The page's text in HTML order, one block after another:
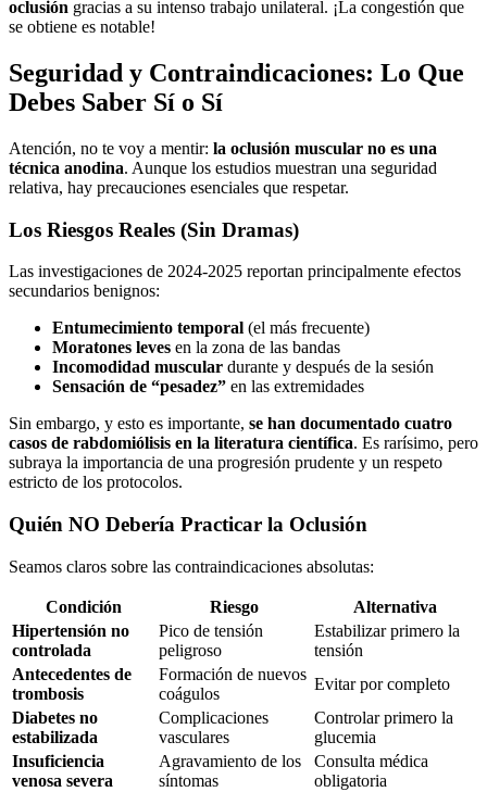
oclusión gracias a su intenso trabajo unilateral. ¡La congestión que
se obtiene es notable!
Seguridad y Contraindicaciones: Lo Que
Debes Saber Sí o Sí
Atención, no te voy a mentir: la oclusión muscular no es una
técnica anodina. Aunque los estudios muestran una seguridad
relativa, hay precauciones esenciales que respetar.
Los Riesgos Reales (Sin Dramas)
Las investigaciones de 2024-2025 reportan principalmente efectos
secundarios benignos:
Entumecimiento temporal (el más frecuente)
Moratones leves en la zona de las bandas
Incomodidad muscular durante y después de la sesión
Sensación de “pesadez” en las extremidades
Sin embargo, y esto es importante, se han documentado cuatro
casos de rabdomiólisis en la literatura científica. Es rarísimo, pero
subraya la importancia de una progresión prudente y un respeto
estricto de los protocolos.
Quién NO Debería Practicar la Oclusión
Seamos claros sobre las contraindicaciones absolutas:
Condición Riesgo
Alternativa
Hipertensión no
controlada
Pico de tensión
peligroso
Estabilizar primero la
tensión
Antecedentes de
trombosis
Formación de nuevos
coágulos
Evitar por completo
Diabetes no
estabilizada
Complicaciones
vasculares
Controlar primero la
glucemia
Insuficiencia
venosa severa
Agravamiento de los
síntomas
Consulta médica
obligatoria